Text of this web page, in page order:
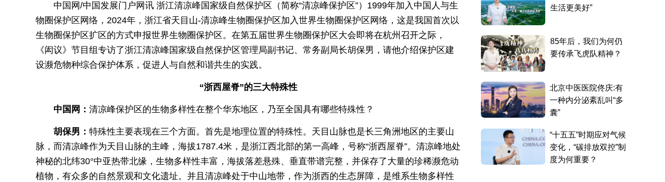
中国网/中国发展门户网讯 浙江清凉峰国家级自然保护区（简称“清凉峰保护区”）1999年加入中国人与生
物圈保护区网络，2024年，浙江省天目山-清凉峰生物圈保护区加入世界生物圈保护区网络，这是我国首次以
生物圈保护区扩区的方式申报世界生物圈保护区。在第五届世界生物圈保护区大会即将在杭州召开之际，
《闳议》节目组专访了浙江清凉峰国家级自然保护区管理局副书记、常务副局长胡保男，请他介绍保护区建
设濒危物种综合保护体系，促进人与自然和谐共生的实践。
“浙西屋脊”的三大特殊性
中国网： 清凉峰保护区的生物多样性在整个华东地区，乃至全国具有哪些特殊性？
胡保男： 特殊性主要表现在三个方面。首先是地理位置的特殊性。天目山脉也是长三角洲地区的主要山
脉，而清凉峰作为天目山脉的主峰，海拔1787.4米，是浙江西北部的第一高峰，号称“浙西屋脊”。清凉峰地处
神秘的北纬30°中亚热带北缘，生物多样性丰富，海拔落差悬殊、垂直带谱完整，并保存了大量的珍稀濒危动
植物，有众多的自然景观和文化遗址。并且清凉峰处于中山地带，作为浙西的生态屏障，是维系生物多样性